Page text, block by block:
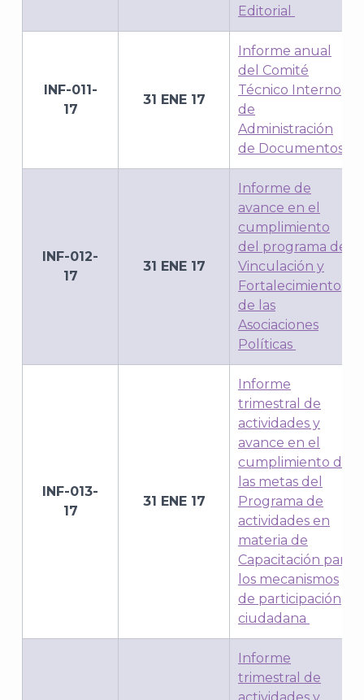
Editorial
INF-011-
17
31 ENE 17
Informe anual
del Comité
Técnico Interno
de
Administración
de Documentos
INF-012-
17
31 ENE 17
Informe de
avance en el
cumplimiento
del programa de
Vinculación y
Fortalecimiento
de las
Asociaciones
Políticas
INF-013-
17
31 ENE 17
Informe
trimestral de
actividades y
avance en el
cumplimiento de
las metas del
Programa de
actividades en
materia de
Capacitación para
los mecanismos
de participación
ciudadana
Informe
trimestral de